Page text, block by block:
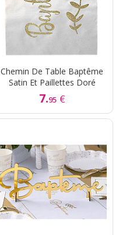
Chemin De Table Baptême
Satin Et Paillettes Doré
7.95 €